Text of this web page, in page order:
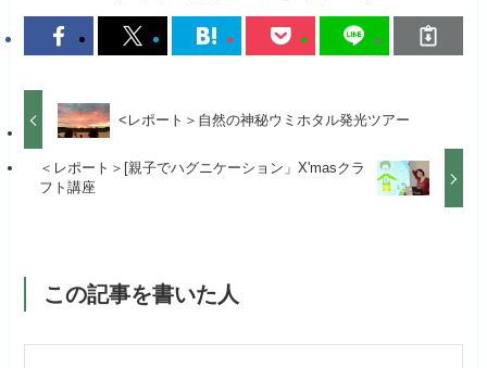
<レポート＞自然の神秘ウミホタル発光ツアー
＜レポート＞[親子でハグニケーション」X'masクラ
フト講座
この記事を書いた人